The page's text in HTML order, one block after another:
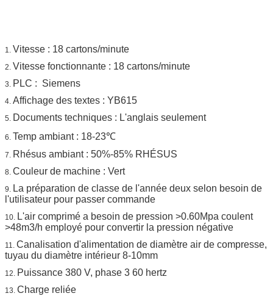
1. Vitesse : 18 cartons/minute
2. Vitesse fonctionnante : 18 cartons/minute
3. PLC : Siemens
4. Affichage des textes : YB615
5. Documents techniques : L'anglais seulement
6. Temp ambiant : 18-23℃
7. Rhésus ambiant : 50%-85% RHÉSUS
8. Couleur de machine : Vert
9. La préparation de classe de l'année deux selon besoin de
l'utilisateur pour passer commande
10. L'air comprimé a besoin de pression >0.60Mpa coulent
>48m3/h employé pour convertir la pression négative
11. Canalisation d'alimentation de diamètre air de compresse,
tuyau du diamètre intérieur 8-10mm
12. Puissance 380 V, phase 3 60 hertz
13. Charge reliée